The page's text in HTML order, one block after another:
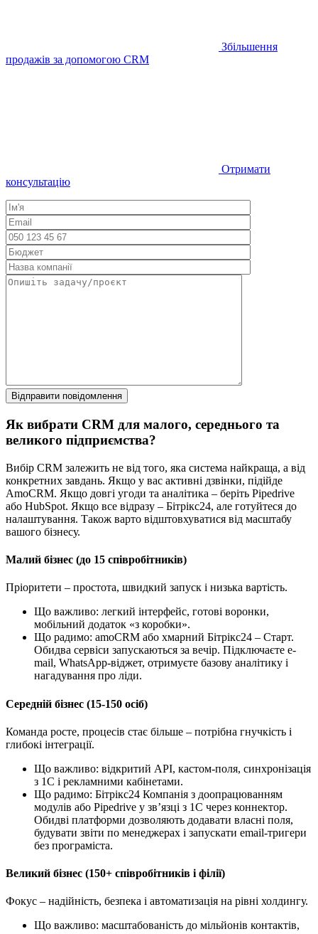
Збільшення
продажів за допомогою CRM
Отримати
консультацію
Як вибрати CRM для малого, середнього та
великого підприємства?
Вибір CRM залежить не від того, яка система найкраща, а від
конкретних завдань. Якщо у вас активні дзвінки, підійде
AmoCRM. Якщо довгі угоди та аналітика – беріть Pipedrive
або HubSpot. Якщо все відразу – Бітрікс24, але готуйтеся до
налаштування. Також варто відштовхуватися від масштабу
вашого бізнесу.
Малий бізнес (до 15 співробітників)
Пріоритети – простота, швидкий запуск і низька вартість.
Що важливо: легкий інтерфейс, готові воронки,
мобільний додаток «з коробки».
Що радимо: amoCRM або хмарний Бітрікс24 – Старт.
Обидва сервіси запускаються за вечір. Підключаєте e-
mail, WhatsApp-віджет, отримуєте базову аналітику і
нагадування про ліди.
Середній бізнес (15-150 осіб)
Команда росте, процесів стає більше – потрібна гнучкість і
глибокі інтеграції.
Що важливо: відкритий API, кастом-поля, синхронізація
з 1С і рекламними кабінетами.
Що радимо: Бітрікс24 Компанія з доопрацюванням
модулів або Pipedrive у зв’язці з 1С через коннектор.
Обидві платформи дозволяють додавати власні поля,
будувати звіти по менеджерах і запускати email-тригери
без програміста.
Великий бізнес (150+ співробітників і філії)
Фокус – надійність, безпека і автоматизація на рівні холдингу.
Що важливо: масштабованість до мільйонів контактів,